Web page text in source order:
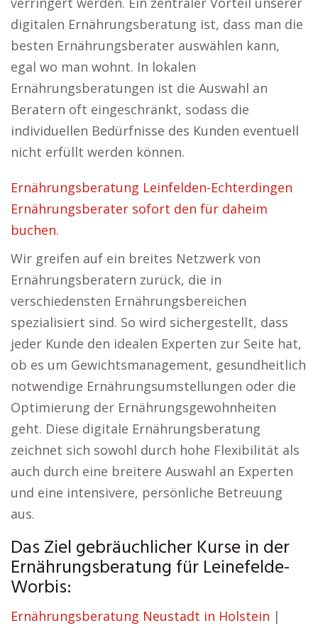
digitalen Ernährungsberatung ist, dass man die
besten Ernährungsberater auswählen kann,
egal wo man wohnt. In lokalen
Ernährungsberatungen ist die Auswahl an
Beratern oft eingeschränkt, sodass die
individuellen Bedürfnisse des Kunden eventuell
nicht erfüllt werden können.
Ernährungsberatung Leinfelden-Echterdingen
Ernährungsberater sofort den für daheim
buchen.
Wir greifen auf ein breites Netzwerk von
Ernährungsberatern zurück, die in
verschiedensten Ernährungsbereichen
spezialisiert sind. So wird sichergestellt, dass
jeder Kunde den idealen Experten zur Seite hat,
ob es um Gewichtsmanagement, gesundheitlich
notwendige Ernährungsumstellungen oder die
Optimierung der Ernährungsgewohnheiten
geht. Diese digitale Ernährungsberatung
zeichnet sich sowohl durch hohe Flexibilität als
auch durch eine breitere Auswahl an Experten
und eine intensivere, persönliche Betreuung
aus.
Das Ziel gebräuchlicher Kurse in der
Ernährungsberatung für Leinefelde-
Worbis:
Ernährungsberatung Neustadt in Holstein |